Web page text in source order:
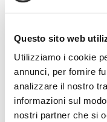
Questo sito web
Utilizziamo i cookie
annunci, per fornire
analizzare il nostro
informazioni sul
nostri partner che si
Materiale
This item with name
FINITURE CROMATE
CONFEZIONE
,
find in the category
sub-categoryPENS,
the price of this